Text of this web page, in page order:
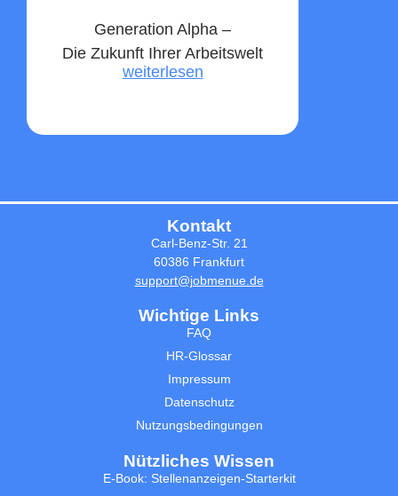
Generation Alpha –
Die Zukunft Ihrer Arbeitswelt
weiterlesen
Kontakt
Carl-Benz-Str. 21
60386 Frankfurt
support@jobmenue.de
Wichtige Links
FAQ
HR-Glossar
Impressum
Datenschutz
Nutzungsbedingungen
Nützliches Wissen
E-Book: Stellenanzeigen-Starterkit